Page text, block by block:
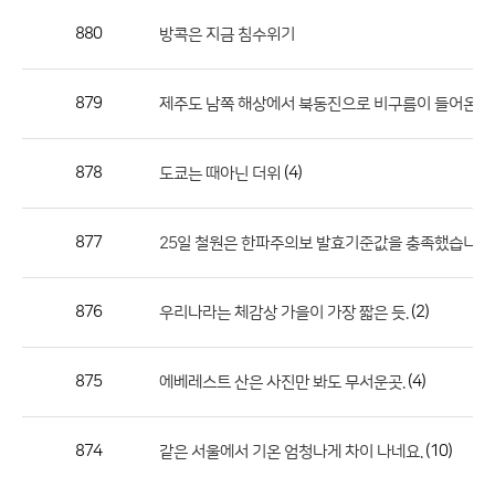
록
공
880 방콕은 지금 침수위기
879 제주도 남쪽 해상에서 북동진으로 비구름이 들어온다
878 도쿄는 때아닌 더위 (4)
877 25일 철원은 한파주의보 발효기준값을 충족했습니다.
876 우리나라는 체감상 가을이 가장 짧은 듯. (2)
875 에베레스트 산은 사진만 봐도 무서운곳. (4)
874 같은 서울에서 기온 엄청나게 차이 나네요. (10)